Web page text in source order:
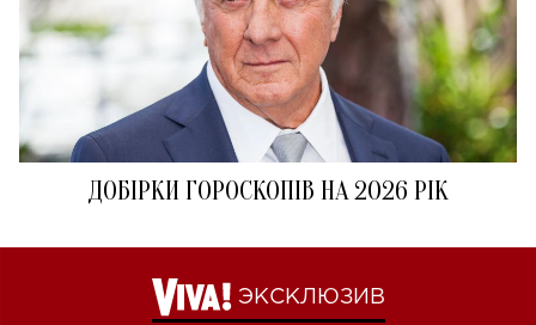
ДОБІРКИ ГОРОСКОПІВ НА 2026 РІК
ЭКСКЛЮЗИВ